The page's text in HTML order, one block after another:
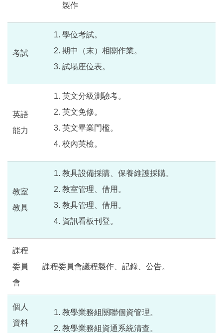
製作
考試
學位考試。
期中（末）相關作業。
試場座位表。
英語
能力
英文分級測驗考。
英文免修。
英文畢業門檻。
校內英檢。
教室
教具
教具設備採購、保養維護採購。
教室管理、借用。
教具管理、借用。
資訊看板刊登。
課程
委員
會
課程委員會議程製作、記錄、公告。
個人
資料
教學業務組關聯個資管理。
教學業務組資通系統清查。